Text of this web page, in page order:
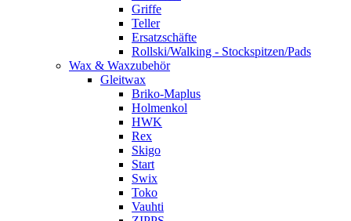
Griffe
Teller
Ersatzschäfte
Rollski/Walking - Stockspitzen/Pads
Wax & Waxzubehör
Gleitwax
Briko-Maplus
Holmenkol
HWK
Rex
Skigo
Start
Swix
Toko
Vauhti